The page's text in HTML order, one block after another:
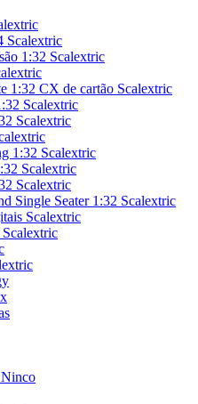
Scalextric
1:32 Scalextric
1:32 CX de cartão Scalextric
Scalextric
Scalextric
1:32 Scalextric
Scalextric
Scalextric
Single Seater 1:32 Scalextric
Scalextric
Scalextric
Ninco